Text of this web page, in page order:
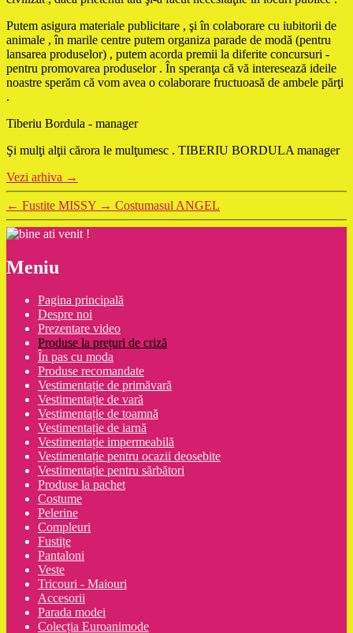
Putem asigura materiale publicitare , şi în colaborare cu iubitorii de
animale , în marile centre putem organiza parade de modă (pentru
lansarea produselor) , putem acorda premii la diferite concursuri -
pentru promovarea produselor . În speranţa că vă interesează ideile
noastre sperăm că vom avea o colaborare fructuoasă de ambele părţi
.
Tiberiu Bordula - manager
Şi mulţi alţii cărora le mulţumesc . TIBERIU BORDULA manager
Vezi arhiva →
← Fustite MISSY → Costumasul ANGEL
Meniu
Pagina principală
Despre noi
Prezentare video
Produse la prețuri de criză
În pas cu moda
Produse recomandate
Vestimentație de primăvară
Vestimentație de vară
Vestimentație de toamnă
Vestimentație de iarnă
Vestimentație impermeabilă
Vestimentație pentru ocazii deosebite
Vestimentație pentru sărbători
Produse la pachet
Costume
Pelerine
Compleuri
Fustițe
Pantaloni
Veste
Tricouri - Maiouri
Accesorii
Parada modei
Colecția Euroanimode